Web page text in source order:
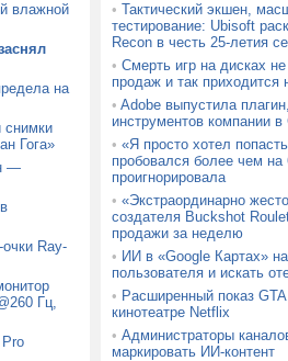
влажной
на
снимки
Гога»
—
Ray-
Гц,
• Тактический экшен,
тестирование: Ubisoft
Recon в честь 25-летия
• Смерть игр на дисках
продаж и так приходится
• Adobe выпустила
инструментов компании в
• «Я просто хотел
пробовался более чем
проигнорировала
• «Экстраординарно
создателя Buckshot
продажи за неделю
• ИИ в «Google Картах»
пользователя и искать
• Расширенный показ
кинотеатре Netflix
• Администраторы
маркировать ИИ-контент